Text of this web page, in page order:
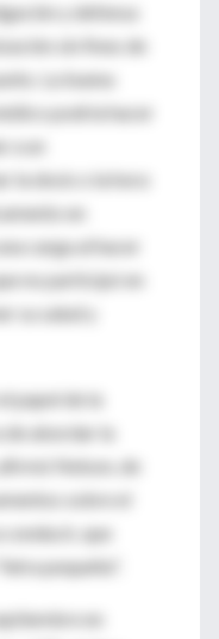
y defensa
sin fines de
La buena
podría hacer
a un
la dosis o la hora
en
carga al hacer
no participó en
su salud y
papel de la
abordar la
Nelson, de
sobre el
que
pequeña".
en